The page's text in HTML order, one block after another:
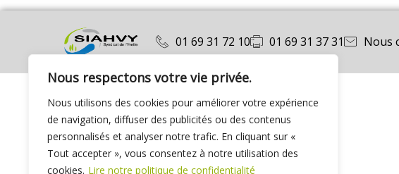
Nous respectons votre vie privée.
Nous utilisons des cookies pour améliorer votre expérience
de navigation, diffuser des publicités ou des contenus
personnalisés et analyser notre trafic. En cliquant sur «
Tout accepter », vous consentez à notre utilisation des
cookies. Lire notre politique de confidentialité
01 69 31 72 10 01 69 31 37 31 Nous